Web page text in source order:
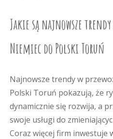
Jakie są najnowsze trendy
Niemiec do Polski Toruń
Najnowsze trendy w
Polski Toruń pokazują, że
dynamicznie się rozwija, a
swoje usługi do
Coraz więcej firm inwestuje